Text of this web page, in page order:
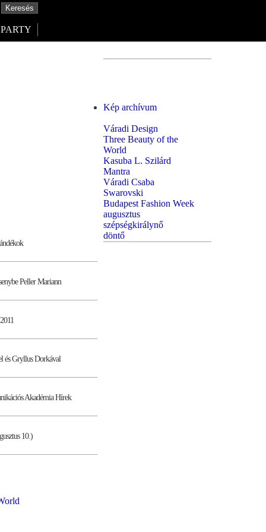
PARTY
Peller Mariann
és Gryllus Dorkával
Akadémia Hírek
10.)
Kép archívum
Váradi Design
Three Beauty of the
World
Kasuba L. Szilárd
Mantra
Váradi Csaba
Swarovski
Budapest Fashion Week
augusztus
szépségkirálynő
döntő